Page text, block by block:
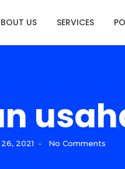
US SERVICES
2021 - No Comments